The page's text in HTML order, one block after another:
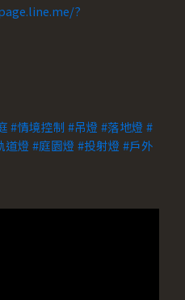
?
#情境控制 #吊燈 #落地燈 #
道燈 #庭園燈 #投射燈 #戶外